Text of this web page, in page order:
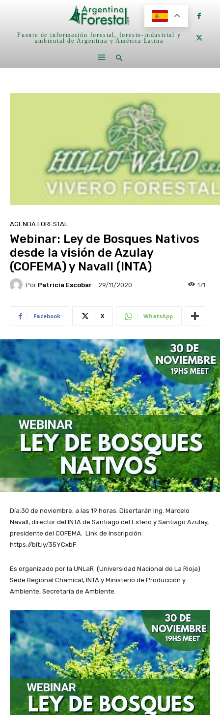
Fuente de información forestal, foresto-industrial y
ambiental de Argentina y América Latina
AGENDA FORESTAL
Webinar: Ley de Bosques Nativos
desde la visión de Azulay
(COFEMA) y Navall (INTA)
Por Patricia Escobar 29/11/2020 171
Facebook X WhatsApp
Día:30 de noviembre, a las 19 horas. Disertarán Ing. Marcelo
Navall, director del INTA de Santiago del Estero y Santiago Azulay,
presidente del COFEMA. Link de Inscripción:
https://bit.ly/35YCxbF
Es organizado por la UNLaR (Universidad Nacional de La Rioja)
Sede Regional Chamical, INTA y Ministerio de Producción y
Ambiente, Secretaría de Ambiente.